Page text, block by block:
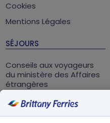
Cookies
Mentions Légales
SÉJOURS
Conseils aux voyageurs
du ministère des Affaires
étrangères